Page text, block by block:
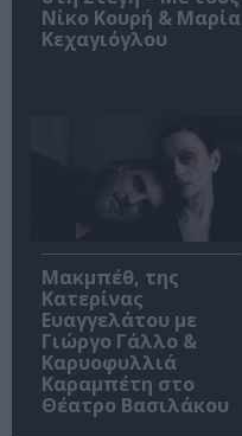
Νίκο Κουρή & Μαρία
Κεχαγιόγλου
Μακμπέθ, της
Κατερίνας
Ευαγγελάτου με
Γιώργο Γάλλο &
Καρυοφυλλιά
Καραμπέτη στο
Θέατρο Βασιλάκου